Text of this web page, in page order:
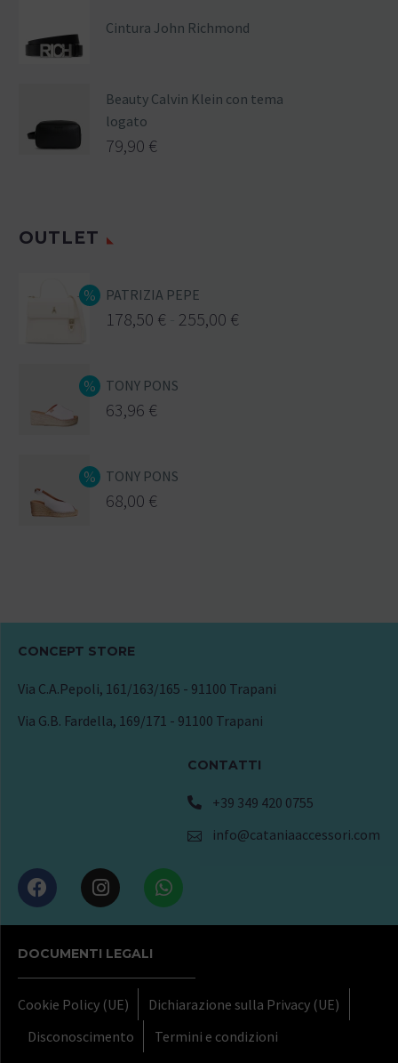
Cintura John Richmond
Beauty Calvin Klein con tema
logato
79,90 €
OUTLET
PATRIZIA PEPE
178,50 € 255,00 €
TONY PONS
63,96 €
TONY PONS
68,00 €
CONCEPT STORE
Via C.A.Pepoli, 161/163/165 - 91100 Trapani
Via G.B. Fardella, 169/171 - 91100 Trapani
CONTATTI
+39 349 420 0755
info@cataniaaccessori.com
DOCUMENTI LEGALI
Cookie Policy (UE)
Dichiarazione sulla Privacy (UE)
Disconoscimento
Termini e condizioni